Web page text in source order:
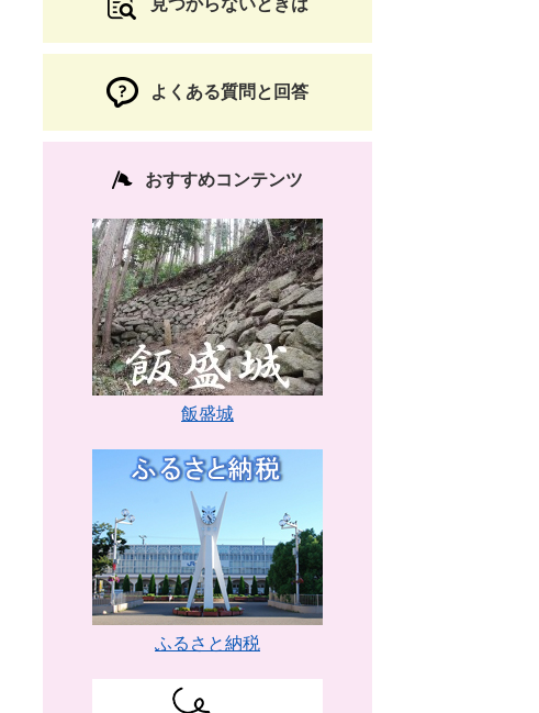
見つからないときは
よくある質問と回答
おすすめコンテンツ
飯盛城
ふるさと納税